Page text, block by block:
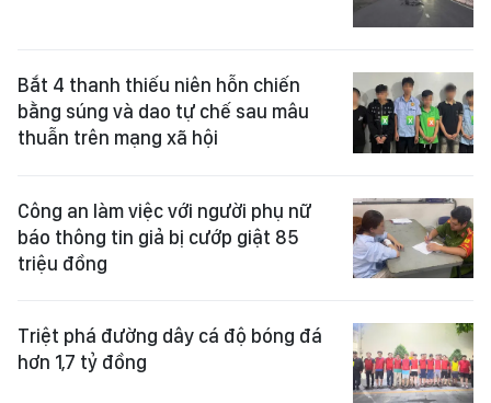
Bắt 4 thanh thiếu niên hỗn chiến
bằng súng và dao tự chế sau mâu
thuẫn trên mạng xã hội
Công an làm việc với người phụ nữ
báo thông tin giả bị cướp giật 85
triệu đồng
Triệt phá đường dây cá độ bóng đá
hơn 1,7 tỷ đồng